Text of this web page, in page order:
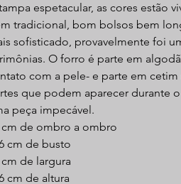
espetacular, as cores estão
tradicional, bom bolsos bem
sofisticado, provavelmente foi
O forro é parte em
com a pele- e parte em cetim
que podem aparecer durante
peça impecável.
cm de ombro a ombro
cm de busto
cm de largura
cm de altura